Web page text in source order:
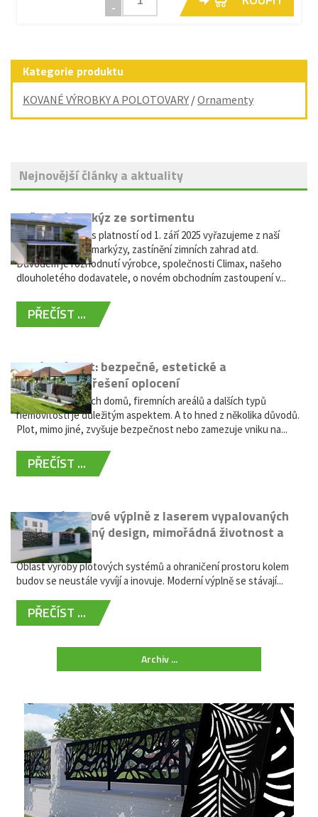
-
Kategorie produktu
KOVANÉ VÝROBKY A POLOTOVARY /Ornamenty
Nejnovější články a aktuality
Vyřazení markýz ze sortimentu
Vážení zákazníci, s platností od 1. září 2025 vyřazujeme z naší
nabídky výsuvné markýzy, zastínění zimních zahrad atd.
Důvodem je rozhodnutí výrobce, společnosti Climax, našeho
dlouholetého dodavatele, o novém obchodním zastoupení v...
PŘEČÍST ...
Hliníkový plot: bezpečné, estetické a
bezúdržbové řešení oplocení
Oplocení rodinných domů, firemních areálů a dalších typů
nemovitostí je důležitým aspektem. A to hned z několika důvodů.
Plot, mimo jiné, zvyšuje bezpečnost nebo zamezuje vniku na...
PŘEČÍST ...
Moderní plotové výplně z laserem vypalovaných
kovů: výjimečný design, mimořádná životnost a
žádná údržba
Oblast výroby plotových systémů a ohraničení prostoru kolem
budov se neustále vyvíjí a inovuje. Moderní výplně se stávají...
PŘEČÍST ...
Archiv ...